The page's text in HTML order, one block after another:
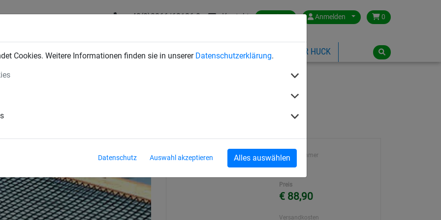
Cookies. Weitere Informationen finden sie in unserer Datenschutzerklärung.
Datenschutz Auswahl akzeptieren Alles auswählen
+43(0)2266/62126-0 Kontakt Austria Anmelden 0
BAUSCHUTZNETZE SPORTNETZE SEILSPIELGERÄTE ÜBER HUCK
Artikelnummer
916
Preis
€ 88,90
Versandkosten